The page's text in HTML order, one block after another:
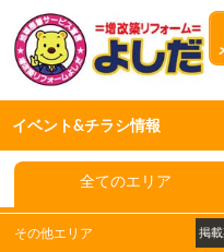
イベント&チラシ情報
全てのエリア
その他エリア 掲